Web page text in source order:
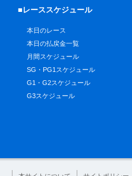
■レーススケジュール
本日のレース
本日の払戻金一覧
月間スケジュール
SG・PG1スケジュール
G1・G2スケジュール
G3スケジュール